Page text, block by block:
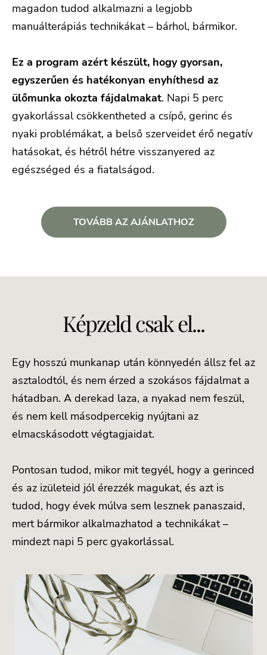
magadon tudod alkalmazni a legjobb
manuálterápiás technikákat – bárhol, bármikor.
Ez a program azért készült, hogy gyorsan,
egyszerűen és hatékonyan enyhíthesd az
ülőmunka okozta fájdalmakat. Napi 5 perc
gyakorlással csökkentheted a csípő, gerinc és
nyaki problémákat, a belső szerveidet érő negatív
hatásokat, és hétről hétre visszanyered az
egészséged és a fiatalságod.
TOVÁBB AZ AJÁNLATHOZ
Képzeld csak el...
Egy hosszú munkanap után könnyedén állsz fel az
asztalodtól, és nem érzed a szokásos fájdalmat a
hátadban. A derekad laza, a nyakad nem feszül,
és nem kell másodpercekig nyújtani az
elmacskásodott végtagjaidat.
Pontosan tudod, mikor mit tegyél, hogy a gerinced
és az izületeid jól érezzék magukat, és azt is
tudod, hogy évek múlva sem lesznek panaszaid,
mert bármikor alkalmazhatod a technikákat –
mindezt napi 5 perc gyakorlással.